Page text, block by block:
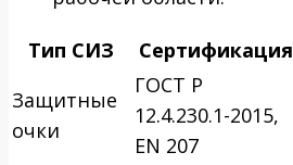
Тип СИЗ Сертификация
Защитные
очки
ГОСТ Р
12.4.230.1-2015,
EN 207